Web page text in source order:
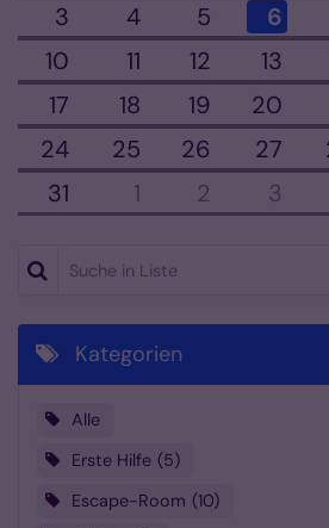
3
4 5 6
10
11 12 13
17
18 19 20
24
25 26 27
31
1 2 3
Suche in Liste
Kategorien
Alle
Erste Hilfe 5
Escape-Room 10